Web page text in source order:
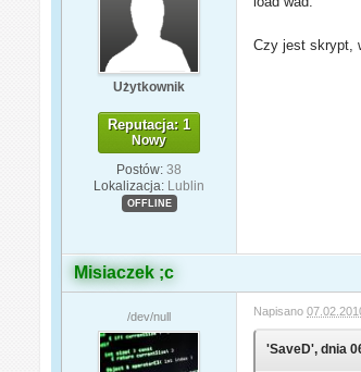
Użytkownik
Reputacja: 1
Nowy
Postów: 38
Lokalizacja: Lublin
OFFLINE
Czy jest skrypt,
Misiaczek ;c
/dev/null Napisano
'SaveD', dnia